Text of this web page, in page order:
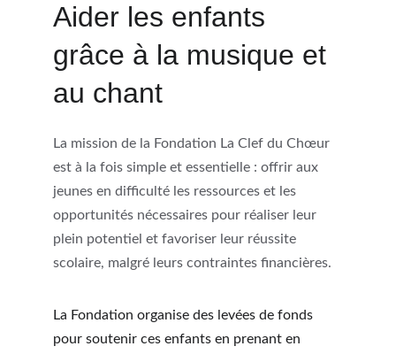
Aider les enfants
grâce à la musique et
au chant
La mission de la Fondation La Clef du Chœur
est à la fois simple et essentielle : offrir aux
jeunes en difficulté les ressources et les
opportunités nécessaires pour réaliser leur
plein potentiel et favoriser leur réussite
scolaire, malgré leurs contraintes financières.
La Fondation organise des levées de fonds
pour soutenir ces enfants en prenant en